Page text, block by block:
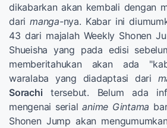
dikabarkan akan kembali dengan
darimanga-nya. Kabar ini
43 dari majalah Weekly Shonen
Shueisha yang pada edisi
memberitahukan akan ada
waralaba yang diadaptasi dari
Sorachi tersebut. Belum ada
mengenai serialanime Gintama
Shonen Jump akan